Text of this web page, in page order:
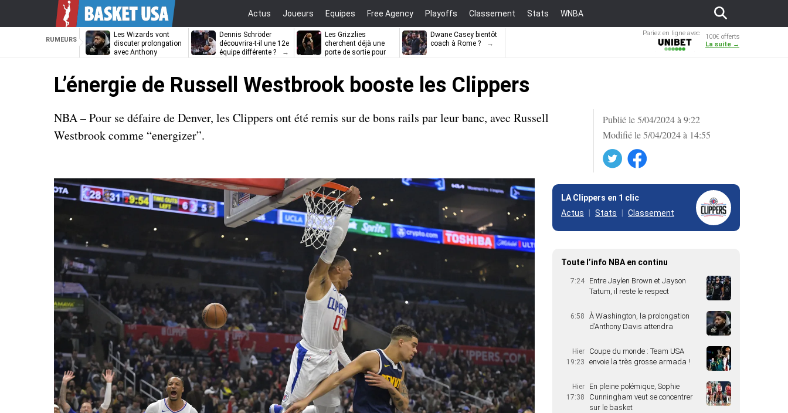
Actus Joueurs Equipes Free Agency Playoffs Classement Stats WNBA
RUMEURS
Les Wizards vont
discuter prolongation
avec Anthony
Dennis Schröder
découvrira-t-il une 12e
équipe différente ?
Les Grizzlies
cherchent déjà une
porte de sortie pour
Dwane Casey bientôt
coach à Rome ?
Pariez en ligne avec
100€ offerts
La suite →
L’énergie de Russell Westbrook booste les Clippers
Publié le 5/04/2024 à 9:22
Modifié le 5/04/2024 à 14:55
Facebook
NBA – Pour se défaire de Denver, les Clippers ont été remis sur de bons rails par leur banc, avec Russell
Westbrook comme “energizer”.
LA Clippers en 1 clic
Actus
Stats Classement
Toute l’info NBA en continu
7:24
Entre Jaylen Brown et Jayson
Tatum, il reste le respect
6:58
À Washington, la prolongation
d’Anthony Davis attendra
Hier
19:23
Coupe du monde : Team USA
envoie la très grosse armada !
Hier
17:38
En pleine polémique, Sophie
Cunningham veut se concentrer
sur le basket